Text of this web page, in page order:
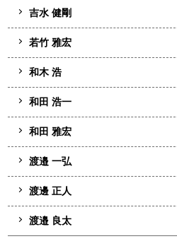
吉水 健剛
若竹 雅宏
和木 浩
和田 浩一
和田 雅宏
渡邉 一弘
渡邊 正人
渡邉 良太